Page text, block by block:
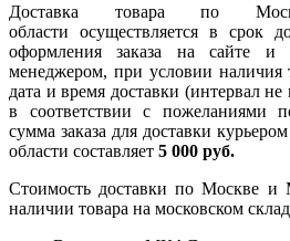
Доставка товара по
области осуществляется в срок
оформления заказа на сайте и
менеджером, при условии наличия
дата и время доставки (интервал не
в соответствии с пожеланиями
сумма заказа для доставки
области составляет 5 000 руб.
Стоимость доставки по Москве и
наличии товара на московском